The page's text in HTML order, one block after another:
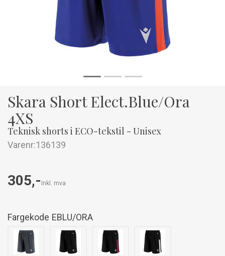
Skara Short Elect.Blue/Ora
4XS
Teknisk shorts i ECO-tekstil - Unisex
Varenr:136139
305,- Inkl. mva
Fargekode EBLU/ORA